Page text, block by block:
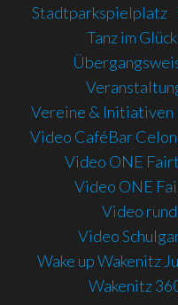
Stadtparkspielplatz
Tanz im Glück
Vereine & Initiativen
Video CaféBar
Video ONE
Video ONE
Video
Video
Wake up Wakenitz
Wakenitz